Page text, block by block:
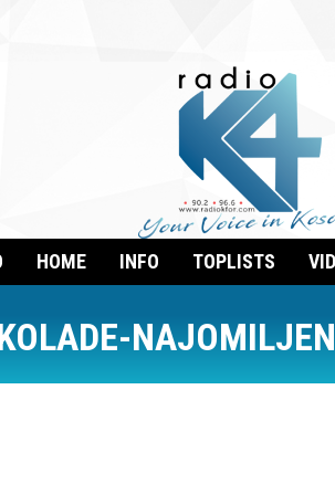
HOME INFO TOPLISTS